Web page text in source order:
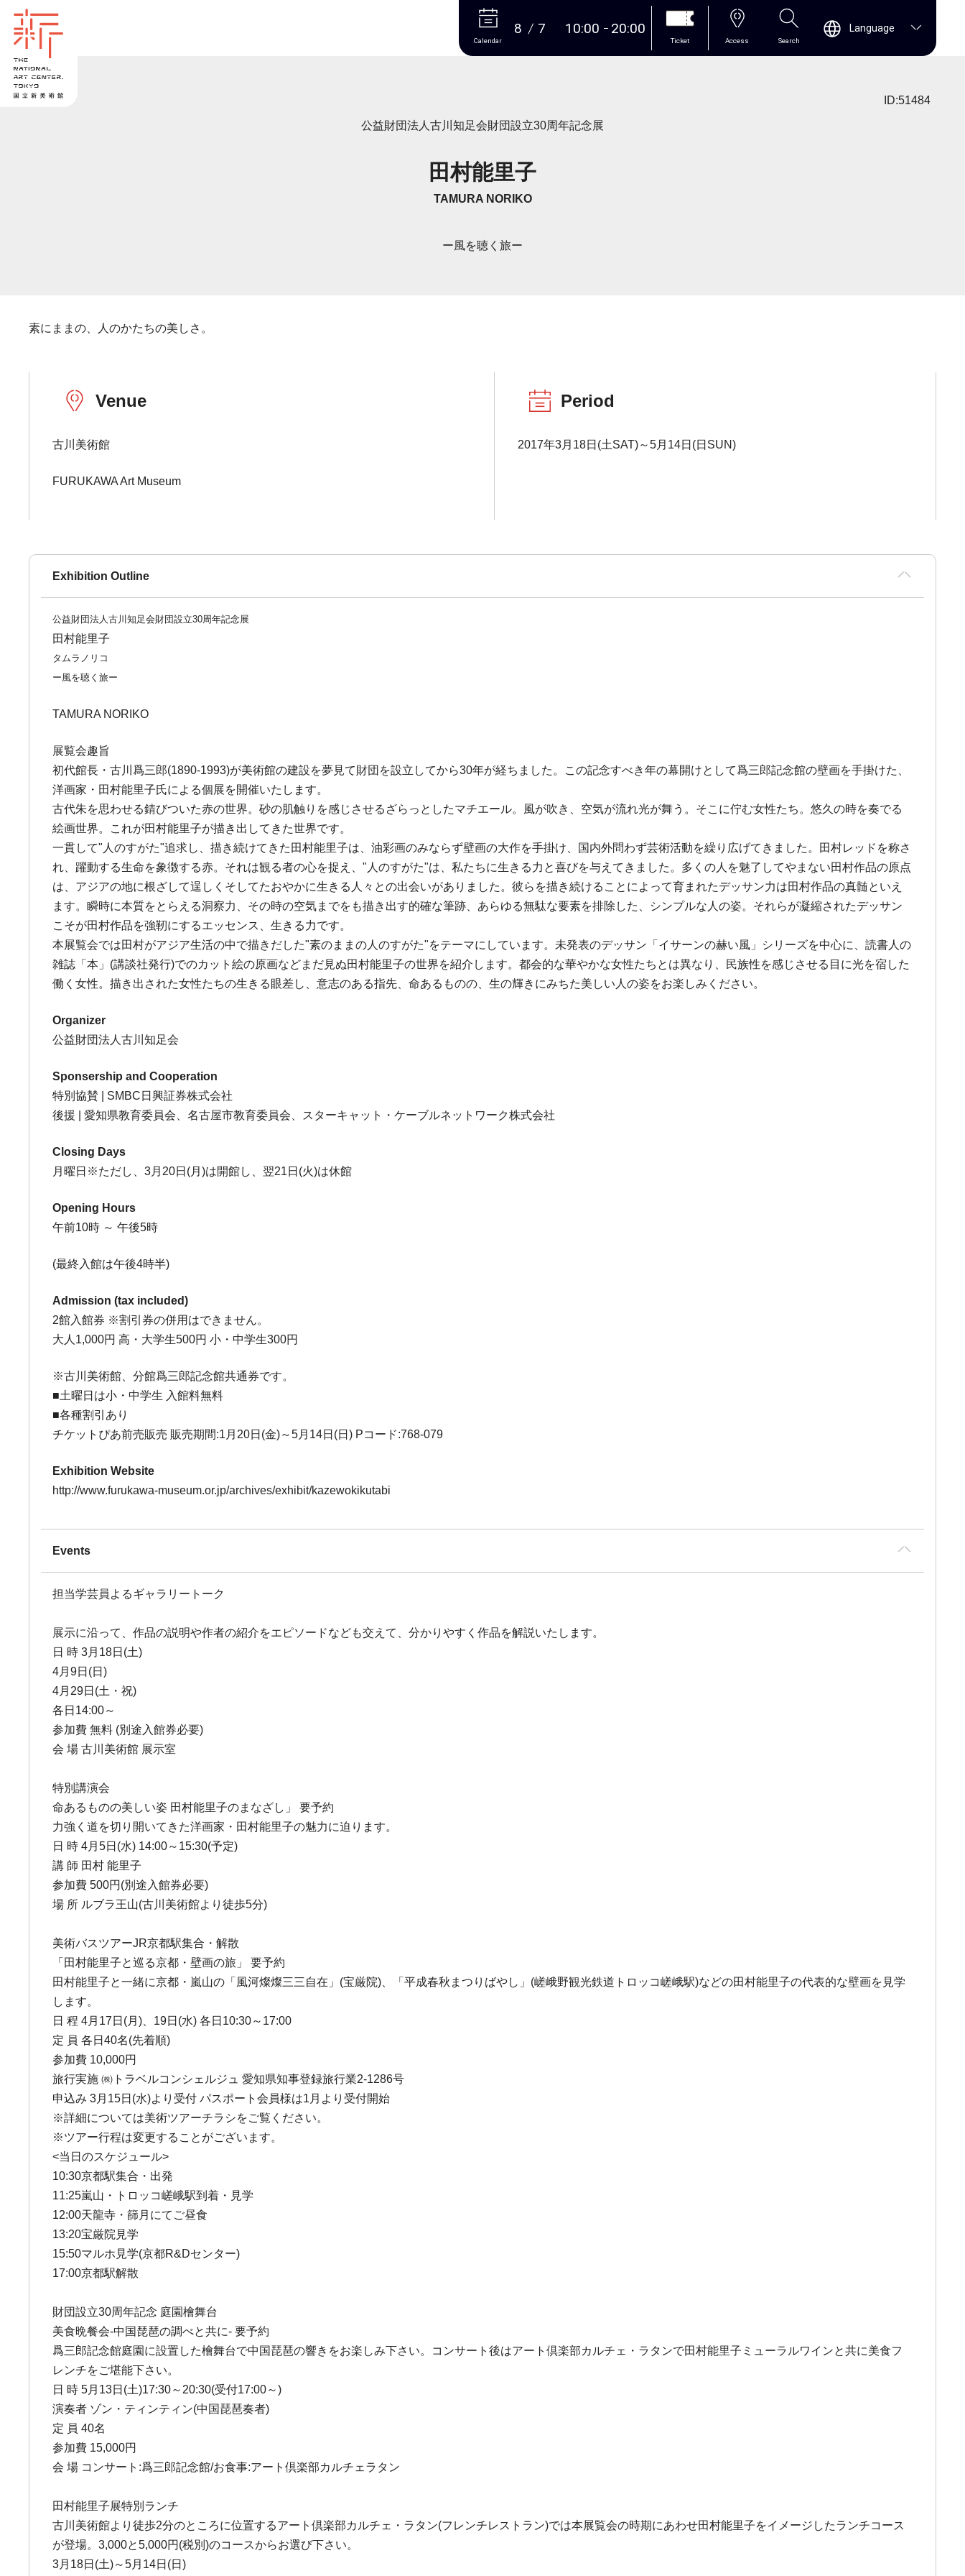
More
Calendar
8 7 10:00 20:00
Ticket Access Search
Language
ID:51484
公益財団法人古川知足会財団設立30周年記念展
田村能里子
TAMURA NORIKO
ー風を聴く旅ー
素にままの、人のかたちの美しさ。
Venue
古川美術館
FURUKAWA Art Museum
Period
2017年3月18日(土SAT)～5月14日(日SUN)
Exhibition Outline
公益財団法人古川知足会財団設立30周年記念展
田村能里子
タムラノリコ
ー風を聴く旅ー
TAMURA NORIKO
展覧会趣旨
初代館長・古川爲三郎(1890-1993)が美術館の建設を夢見て財団を設立してから30年が経ちました。この記念すべき年の幕開けとして爲三郎記念館の壁画を手掛けた、
洋画家・田村能里子氏による個展を開催いたします。
古代朱を思わせる錆びついた赤の世界。砂の肌触りを感じさせるざらっとしたマチエール。風が吹き、空気が流れ光が舞う。そこに佇む女性たち。悠久の時を奏でる
絵画世界。これが田村能里子が描き出してきた世界です。
一貫して"人のすがた"追求し、描き続けてきた田村能里子は、油彩画のみならず壁画の大作を手掛け、国内外問わず芸術活動を繰り広げてきました。田村レッドを称さ
れ、躍動する生命を象徴する赤。それは観る者の心を捉え、"人のすがた"は、私たちに生きる力と喜びを与えてきました。多くの人を魅了してやまない田村作品の原点
は、アジアの地に根ざして逞しくそしてたおやかに生きる人々との出会いがありました。彼らを描き続けることによって育まれたデッサン力は田村作品の真髄といえ
ます。瞬時に本質をとらえる洞察力、その時の空気までをも描き出す的確な筆跡、あらゆる無駄な要素を排除した、シンプルな人の姿。それらが凝縮されたデッサン
こそが田村作品を強靭にするエッセンス、生きる力です。
本展覧会では田村がアジア生活の中で描きだした"素のままの人のすがた"をテーマにしています。未発表のデッサン「イサーンの赫い風」シリーズを中心に、読書人の
雑誌「本」(講談社発行)でのカット絵の原画などまだ見ぬ田村能里子の世界を紹介します。都会的な華やかな女性たちとは異なり、民族性を感じさせる目に光を宿した
働く女性。描き出された女性たちの生きる眼差し、意志のある指先、命あるものの、生の輝きにみちた美しい人の姿をお楽しみください。
Organizer
公益財団法人古川知足会
Sponsership and Cooperation
特別協賛 | SMBC日興証券株式会社
後援 | 愛知県教育委員会、名古屋市教育委員会、スターキャット・ケーブルネットワーク株式会社
Closing Days
月曜日※ただし、3月20日(月)は開館し、翌21日(火)は休館
Opening Hours
午前10時 ～ 午後5時
(最終入館は午後4時半)
Admission (tax included)
2館入館券 ※割引券の併用はできません。
大人1,000円 高・大学生500円 小・中学生300円
※古川美術館、分館爲三郎記念館共通券です。
■土曜日は小・中学生 入館料無料
■各種割引あり
チケットぴあ前売販売 販売期間:1月20日(金)～5月14日(日) Pコード:768-079
Exhibition Website
http://www.furukawa-museum.or.jp/archives/exhibit/kazewokikutabi
Events
担当学芸員よるギャラリートーク
展示に沿って、作品の説明や作者の紹介をエピソードなども交えて、分かりやすく作品を解説いたします。
日 時 3月18日(土)
4月9日(日)
4月29日(土・祝)
各日14:00～
参加費 無料 (別途入館券必要)
会 場 古川美術館 展示室
特別講演会
命あるものの美しい姿 田村能里子のまなざし」 要予約
力強く道を切り開いてきた洋画家・田村能里子の魅力に迫ります。
日 時 4月5日(水) 14:00～15:30(予定)
講 師 田村 能里子
参加費 500円(別途入館券必要)
場 所 ルブラ王山(古川美術館より徒歩5分)
美術バスツアーJR京都駅集合・解散
「田村能里子と巡る京都・壁画の旅」 要予約
田村能里子と一緒に京都・嵐山の「風河燦燦三三自在」(宝厳院)、「平成春秋まつりばやし」(嵯峨野観光鉄道トロッコ嵯峨駅)などの田村能里子の代表的な壁画を見学
します。
日 程 4月17日(月)、19日(水) 各日10:30～17:00
定 員 各日40名(先着順)
参加費 10,000円
旅行実施 ㈱トラベルコンシェルジュ 愛知県知事登録旅行業2-1286号
申込み 3月15日(水)より受付 パスポート会員様は1月より受付開始
※詳細については美術ツアーチラシをご覧ください。
※ツアー行程は変更することがございます。
<当日のスケジュール>
10:30京都駅集合・出発
11:25嵐山・トロッコ嵯峨駅到着・見学
12:00天龍寺・篩月にてご昼食
13:20宝厳院見学
15:50マルホ見学(京都R&Dセンター)
17:00京都駅解散
財団設立30周年記念 庭園檜舞台
美食晩餐会-中国琵琶の調べと共に- 要予約
爲三郎記念館庭園に設置した檜舞台で中国琵琶の響きをお楽しみ下さい。コンサート後はアート倶楽部カルチェ・ラタンで田村能里子ミューラルワインと共に美食フ
レンチをご堪能下さい。
日 時 5月13日(土)17:30～20:30(受付17:00～)
演奏者 ゾン・ティンティン(中国琵琶奏者)
定 員 40名
参加費 15,000円
会 場 コンサート:爲三郎記念館/お食事:アート倶楽部カルチェラタン
田村能里子展特別ランチ
古川美術館より徒歩2分のところに位置するアート倶楽部カルチェ・ラタン(フレンチレストラン)では本展覧会の時期にあわせ田村能里子をイメージしたランチコース
が登場。3,000と5,000円(税別)のコースからお選び下さい。
3月18日(土)～5月14日(日)